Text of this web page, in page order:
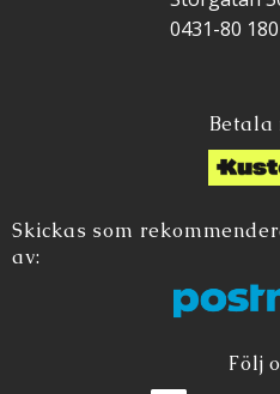
0431-80 180
Betala
Skickas som
av:
Följ